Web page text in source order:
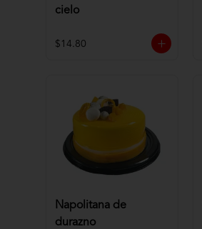
cielo
$14.80
Napolitana de
durazno